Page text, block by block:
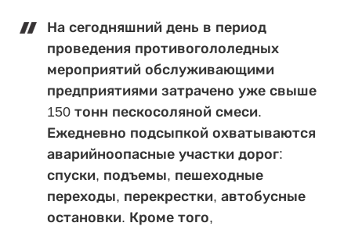
На сегодняшний день в период
проведения противогололедных
мероприятий обслуживающими
предприятиями затрачено уже свыше
150 тонн пескосоляной смеси.
Ежедневно подсыпкой охватываются
аварийноопасные участки дорог:
спуски, подъемы, пешеходные
переходы, перекрестки, автобусные
остановки. Кроме того,